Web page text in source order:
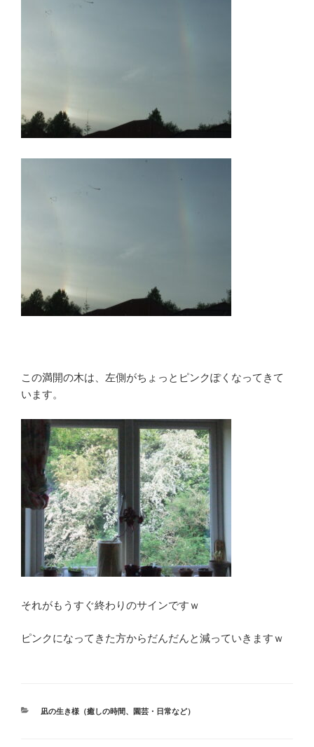
この満開の木は、左側がちょっとピンクぽくなってきて
います。
それがもうすぐ終わりのサインですｗ
ピンクになってきた方からだんだんと減っていきますｗ
カ
凪の生き様（癒しの時間、園芸・日常など）